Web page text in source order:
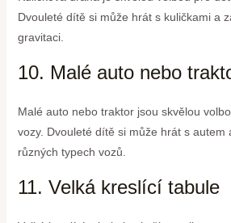
Dvouleté dítě si může hrát s kuličkami a
gravitaci.
10. Malé auto nebo
Malé auto nebo traktor jsou skvělou
vozy. Dvouleté dítě si může hrát s autem
různých typech vozů.
11. Velká kreslící tabule